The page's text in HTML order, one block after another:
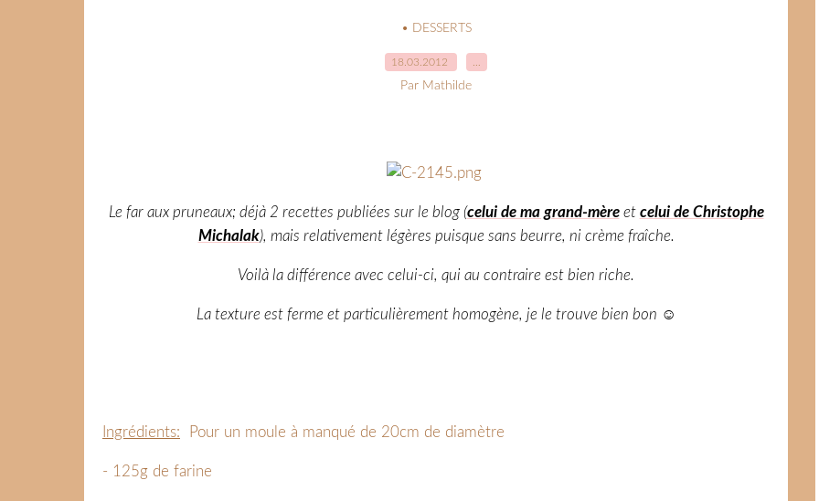
• DESSERTS
18.03.2012
Par Mathilde
Le far aux pruneaux; déjà 2 recettes publiées sur le blog (celui de ma grand-mèreet celui de Christophe
Michalak), mais relativement légères puisque sans beurre, ni crème fraîche.
Voilà la différence avec celui-ci, qui au contraire est bien riche.
La texture est ferme et particulièrement homogène, je le trouve bien bon ☺
Ingrédients: Pour un moule à manqué de 20cm de diamètre
- 125g de farine